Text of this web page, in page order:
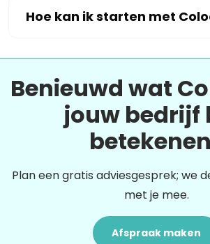
Hoe kan ik starten met
Benieuwd wat
jouw bedrijf
Plan een gratis adviesgesprek; we
met je mee.
Afspraak maken